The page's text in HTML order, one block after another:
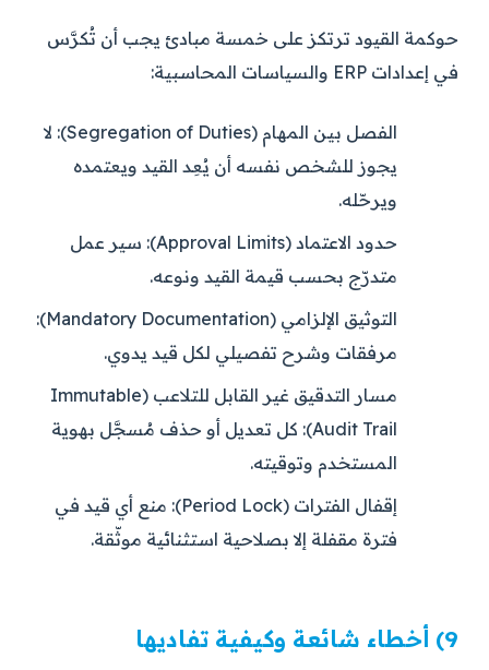
حوكمة القيود ترتكز على خمسة مبادئ يجب أن تُكرَّس
في إعدادات ERP والسياسات المحاسبية:
الفصل بين المهام (Segregation of Duties):
لا
يجوز للشخص نفسه أن يُعِد القيد ويعتمده
ويرحّله.
حدود الاعتماد (Approval Limits):
سير عمل
متدرّج بحسب قيمة القيد ونوعه.
التوثيق الإلزامي (Mandatory Documentation):
مرفقات وشرح تفصيلي لكل قيد يدوي.
مسار التدقيق غير القابل للتلاعب (Immutable
Audit Trail):
كل تعديل أو حذف مُسجَّل بهوية
المستخدم وتوقيته.
إقفال الفترات (Period Lock):
منع أي قيد في
فترة مقفلة إلا بصلاحية استثنائية موثّقة.
9) أخطاء شائعة وكيفية تفاديها